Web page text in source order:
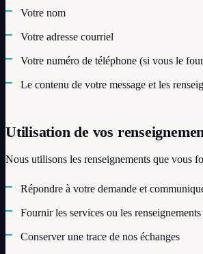
Votre nom
Votre adresse courriel
Votre numéro de téléphone (si vous le
Le contenu de votre message et les
Utilisation de vos
Nous utilisons les renseignements que vous
Répondre à votre demande et
Fournir les services ou les
Conserver une trace de nos échanges